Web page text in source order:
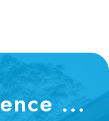
...